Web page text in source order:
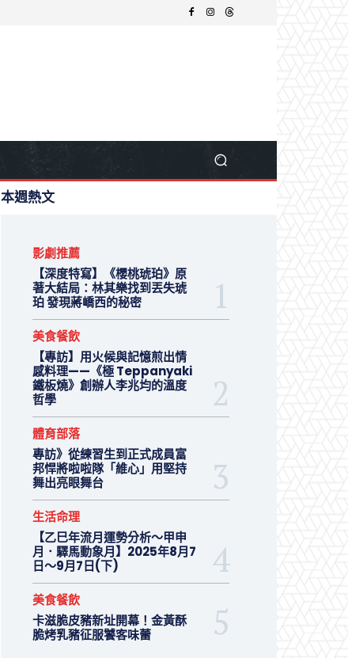
本週熱文
影劇推薦
【深度特寫】《櫻桃琥珀》原
著大結局：林其樂找到丟失琥
珀 發現蔣嶠西的秘密
美食餐飲
【專訪】用火候與記憶煎出情
感料理——《極 Teppanyaki
鐵板燒》創辦人李兆均的溫度
哲學
體育部落
專訪》從練習生到正式成員富
邦悍將啦啦隊「維心」用堅持
舞出亮眼舞台
生活命理
【乙巳年流月運勢分析～甲申
月．驛馬動象月】2025年8月7
日～9月7日(下)
美食餐飲
卡滋脆皮豬新址開幕！金黃酥
脆烤乳豬征服饕客味蕾